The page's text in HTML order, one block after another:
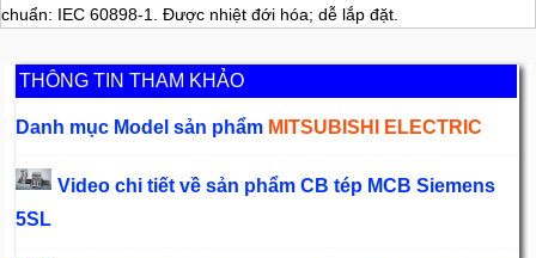
chuẩn: IEC 60898-1. Được nhiệt đới hóa; dễ lắp đặt.
THÔNG TIN THAM KHẢO
Danh mục Model sản phẩm MITSUBISHI ELECTRIC
Video chi tiết về sản phẩm CB tép MCB Siemens
5SL